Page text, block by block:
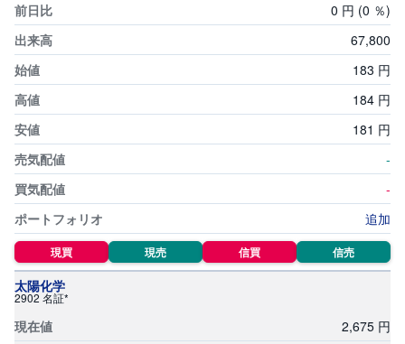
0 円 (0 ％)
67,800
183 円
184 円
181 円
-
-
追加
現買 現売 信買 信売
太陽化学
2902 名証*
2,675 円